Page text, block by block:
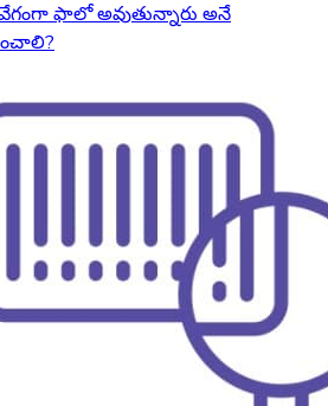
ఫాలో అవుతున్నారు అనే